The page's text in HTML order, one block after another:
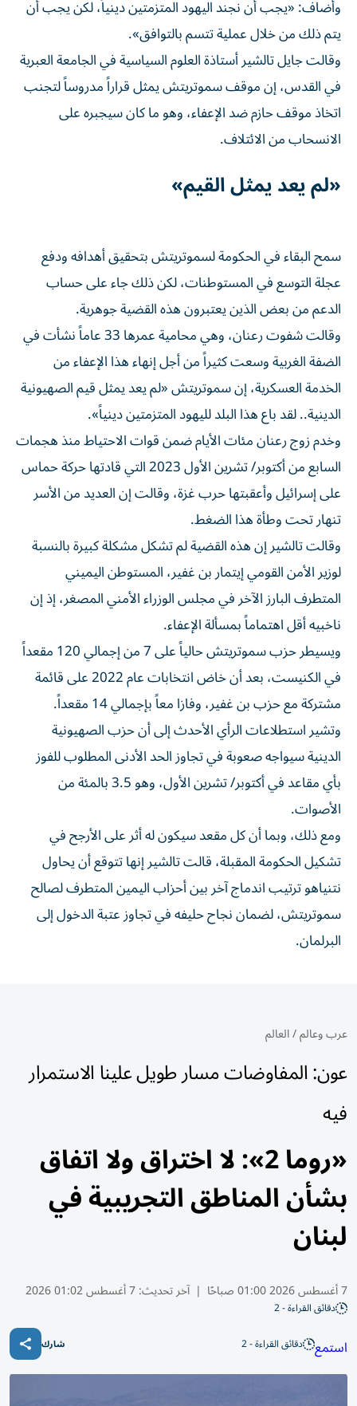
وأضاف: «يجب ‌أن نجند اليهود المتزمتين دينياً، لكن يجب أن
يتم ذلك من خلال عملية تتسم بالتوافق».
وقالت جايل تالشير أستاذة العلوم السياسية في الجامعة العبرية
في القدس، إن موقف ‌سموتريتش يمثل قراراً مدروساً لتجنب
اتخاذ موقف حازم ضد الإعفاء، وهو ما كان سيجبره على
الانسحاب من الائتلاف.
«لم يعد يمثل القيم»
سمح البقاء في الحكومة لسموتريتش بتحقيق أهدافه ودفع
عجلة التوسع في المستوطنات، لكن ذلك جاء على حساب
الدعم من بعض الذين يعتبرون هذه القضية جوهرية.
وقالت شفوت رعنان، وهي محامية عمرها 33 عاماً نشأت في
الضفة الغربية وسعت كثيراً من أجل إنهاء هذا الإعفاء ‌من
الخدمة العسكرية، إن سموتريتش «لم ‌يعد يمثل قيم الصهيونية
الدينية.. لقد باع هذا البلد لليهود المتزمتين دينياً».
وخدم زوج رعنان ⁠مئات الأيام ضمن قوات الاحتياط منذ هجمات
السابع من أكتوبر/ تشرين الأول 2023 التي قادتها حركة حماس
على إسرائيل وأعقبتها حرب غزة، ‌وقالت إن العديد من الأسر
تنهار تحت وطأة هذا الضغط.
وقالت تالشير إن هذه القضية لم تشكل مشكلة كبيرة بالنسبة
لوزير الأمن القومي إيتمار بن غفير، المستوطن اليميني
المتطرف البارز الآخر في مجلس الوزراء الأمني المصغر، إذ إن
ناخبيه أقل اهتماماً بمسألة الإعفاء.
ويسيطر حزب سموتريتش حالياً على 7 من إجمالي 120 مقعداً
في الكنيست، ⁠بعد أن خاض انتخابات عام 2022 على قائمة
مشتركة مع حزب بن غفير، وفازا معاً بإجمالي 14 مقعداً.
وتشير استطلاعات الرأي الأحدث إلى أن حزب الصهيونية
الدينية سيواجه ​صعوبة في تجاوز الحد الأدنى المطلوب للفوز
بأي مقاعد في أكتوبر/ تشرين الأول، وهو 3.5 بالمئة من
الأصوات.
ومع ذلك، وبما أن كل مقعد سيكون له أثر على الأرجح في
تشكيل الحكومة المقبلة، قالت تالشير إنها تتوقع أن يحاول
نتنياهو ترتيب اندماج آخر بين أحزاب اليمين المتطرف لصالح
سموتريتش، لضمان ⁠نجاح حليفه في تجاوز عتبة الدخول إلى
البرلمان.
عرب وعالم/العالم
عون: المفاوضات مسار طويل علينا الاستمرار
فيه
«روما 2»: لا اختراق ولا اتفاق
بشأن المناطق التجريبية في
لبنان
7 أغسطس 2026 01:00 صباحًا | آخر تحديث:7 أغسطس 01:02 2026
دقائق القراءة - 2
استمع دقائق القراءة - 2 شارك